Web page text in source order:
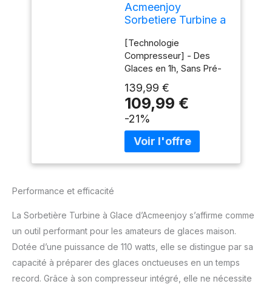
Acmeenjoy
Sorbetiere Turbine a
Compresseur 1,2L,
Sorbetière Electrique
Auto-refroidissan,
Machine a Glace
pour Faire
Sorbets/Crème
Glacée/Gelato
[Technologie
Compresseur] - Des
Glaces en 1h, Sans Pré-
congélation. Profitez de
glaces maison
onctueuses en moins
d'une heure grâce au
compresseur intégré de
110 W. Fini l'attente
modes, sa minuterie
numérique et son
couvercle transparent
pour ajouter des
garnitures, la création est
139,99 €
109,99 €
-21%
Performance et efficacité
La Sorbetière Turbine à Glace d’Acmeenjoy s’affirme comme
un outil performant pour les amateurs de glaces maison.
Dotée d’une puissance de 110 watts, elle se distingue par sa
capacité à préparer des glaces onctueuses en un temps
record. Grâce à son compresseur intégré, elle ne nécessite